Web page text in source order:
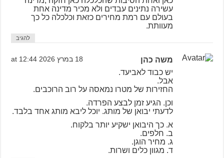
עשירה נתינים עבדים ולא מכיר מדינה אחת
בעולם עם רמת מחירים כזאת וכלכלה כל כך
מעוותת.
להגיב
משה כהן 18 במרץ 2026 at 12:44
יש כבוד לאביעד.
אבל.
החזירות של מטרו נמאסה על רוב הרוכבים.
וכן. הגיע זמן לבצע הפרדה.
לדעתי יבואן של מותג. יוכל ליבא מותג אחד בלבד.
א. כך היבואן ישקיע יותר בלקוח.
ב. חלפים.
ג. מחיר הוגן.
ד. מגוון כלים ושרות.